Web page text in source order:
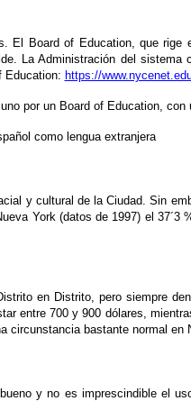
Board of Education, que
La Administración del
Education: https://
por un Board of Education,
como lengua extranjera
y cultural de la Ciudad. Sin
York (datos de 1997) el
en Distrito, pero siempre
entre 700 y 900 dólares,
circunstancia bastante normal en
y no es imprescindible el